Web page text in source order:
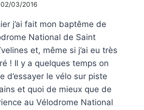
02/03/2016
j’ai fait mon baptême de
National de Saint
et, même si j’ai eu très
! Il y a quelques temps on
d’essayer le vélo sur piste
et quoi de mieux que de
au Vélodrome National